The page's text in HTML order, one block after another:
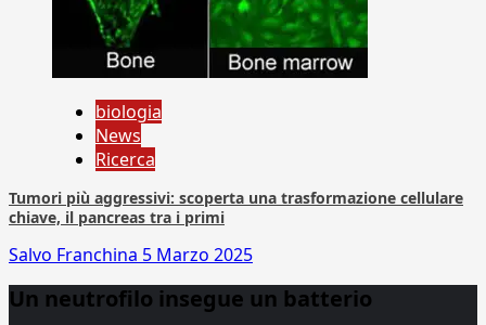
biologia
News
Ricerca
Tumori più aggressivi: scoperta una trasformazione cellulare
chiave, il pancreas tra i primi
Salvo Franchina 5 Marzo 2025
Un neutrofilo insegue un batterio